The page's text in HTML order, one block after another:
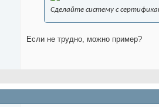
Сделайте систему с
Если не трудно, можно пример?